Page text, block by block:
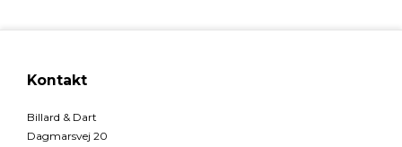
Kontakt
Billard & Dart
Dagmarsvej 20